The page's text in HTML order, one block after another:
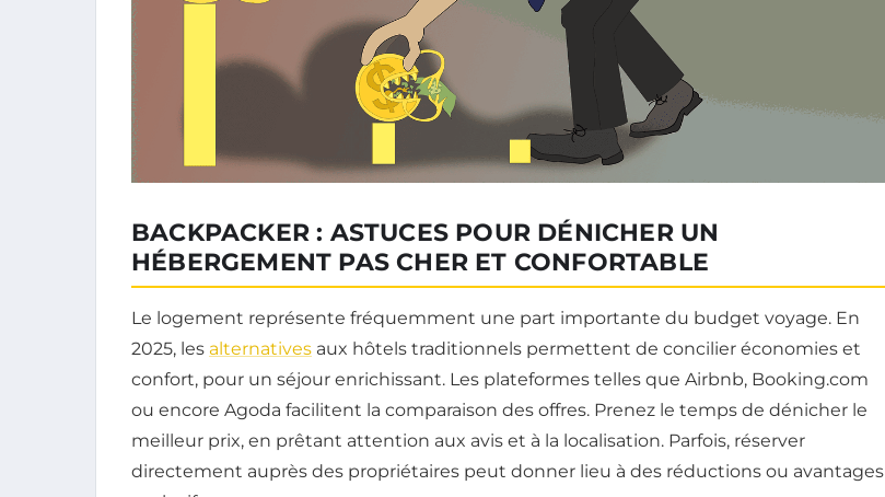
BACKPACKER : ASTUCES POUR DÉNICHER UN
HÉBERGEMENT PAS CHER ET CONFORTABLE
Le logement représente fréquemment une part importante du budget voyage. En
2025, les alternatives aux hôtels traditionnels permettent de concilier économies et
confort, pour un séjour enrichissant. Les plateformes telles que Airbnb, Booking.com
ou encore Agoda facilitent la comparaison des offres. Prenez le temps de dénicher le
meilleur prix, en prêtant attention aux avis et à la localisation. Parfois, réserver
directement auprès des propriétaires peut donner lieu à des réductions ou avantages